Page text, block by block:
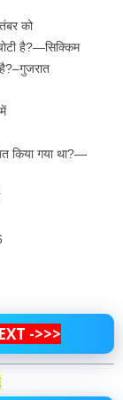
को
है?—सिक्किम
किया गया था?—
->>>